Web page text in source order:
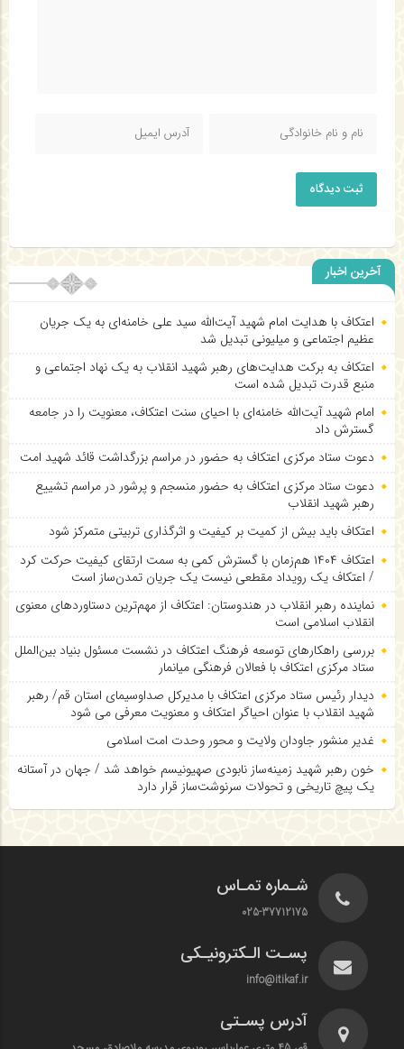
ثبت دیدگاه
آخرین اخبار
اعتکاف با هدایت امام شهید آیت‌الله سید علی خامنه‌ای به یک جریان
عظیم اجتماعی و میلیونی تبدیل شد
اعتکاف به برکت هدایت‌های رهبر شهید انقلاب به یک نهاد اجتماعی و
منبع قدرت تبدیل شده است
امام شهید آیت‌الله خامنه‌ای با احیای سنت اعتکاف، معنویت را در جامعه
گسترش داد
دعوت ستاد مرکزی اعتکاف به حضور در مراسم بزرگداشت قائد شهید امت
دعوت ستاد مرکزی اعتکاف به حضور منسجم و پرشور در مراسم تشییع
رهبر شهید انقلاب
اعتکاف باید بیش از کمیت بر کیفیت و اثرگذاری تربیتی متمرکز شود
اعتکاف ۱۴۰۴ هم‌زمان با گسترش کمی به سمت ارتقای کیفیت حرکت کرد
/ اعتکاف یک رویداد مقطعی نیست یک جریان تمدن‌ساز است
نماینده رهبر انقلاب در هندوستان: اعتکاف از مهم‌ترین دستاوردهای معنوی
انقلاب اسلامی است
بررسی راهکارهای توسعه فرهنگ اعتکاف در نشست مسئول بنیاد بین‌الملل
ستاد مرکزی اعتکاف با فعالان فرهنگی میانمار
دیدار رئیس ستاد مرکزی اعتکاف با مدیرکل صداوسیمای استان قم/ رهبر
شهید انقلاب با عنوان احیاگر اعتکاف و معنویت معرفی می شود
غدیر منشور جاودان ولایت و محور وحدت امت اسلامی
خون رهبر شهید زمینه‌ساز نابودی صهیونیسم خواهد شد / جهان در آستانه
یک پیچ تاریخی و تحولات سرنوشت‌ساز قرار دارد
شـماره تمـاس
025-37712175
پسـت الـکترونیـکی
info@itikaf.ir
آدرس پسـتی